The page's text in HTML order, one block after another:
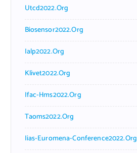
Utcd2022.org
Biosensor2022.org
Ialp2022.org
Klivet2022.org
Ifac-Hms2022.org
Taoms2022.org
Iias-Euromena-Conference2022.org